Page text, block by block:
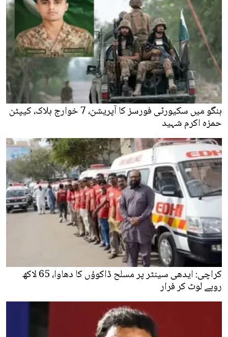
ہنگو میں سکیورٹی فورسز کا آپریشن، 7 خوارج ہلاک، کیپٹن
حمزہ اکرم شہید
کراچی: ایدھی سینٹر پر مسلح ڈاکوؤں کا دھاوا، 65 لاکھ
روپے لوٹ کر فرار